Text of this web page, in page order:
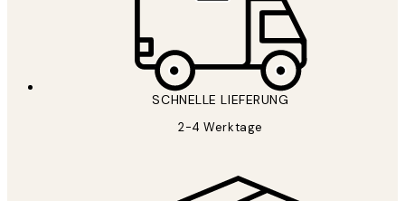
SCHNELLE LIEFERUNG
2-4 Werktage